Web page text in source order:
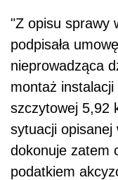
"Z opisu sprawy
podpisała
nieprowadząca
montaż
szczytowej 5,92
sytuacji opisanej
dokonuje zatem
podatkiem